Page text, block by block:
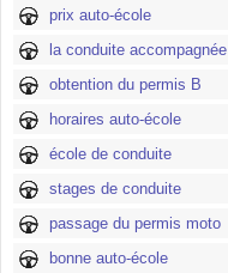
prix auto-école
la conduite accompagnée
obtention du permis B
horaires auto-école
école de conduite
stages de conduite
passage du permis moto
bonne auto-école